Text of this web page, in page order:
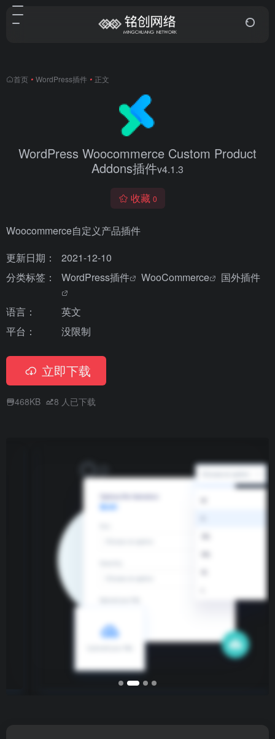
首页 • WordPress插件 • 正文
WordPress Woocommerce Custom Product
Addons插件v4.1.3
收藏 0
Woocommerce自定义产品插件
更新日期：
2021-12-10
分类标签：
WordPress插件 WooCommerce 国外插件
语言：
英文
平台：
没限制
立即下载
468KB 8 人已下载